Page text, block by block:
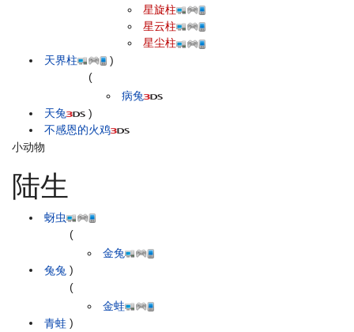
天界柱
星旋柱
星云柱
星尘柱
)
天兔
(
病兔
)
不感恩的火鸡
小动物
陆生
蚜虫
兔兔
(
金兔
)
青蛙
(
金蛙
)